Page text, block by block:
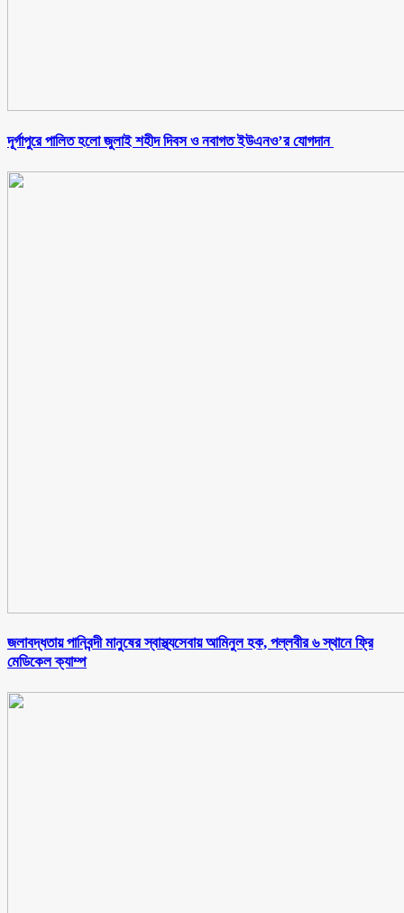
‎দূর্গাপুরে পালিত হলো জুলাই শহীদ দিবস ও নবাগত ইউএনও’র যোগদান ‎
জলাবদ্ধতায় পানিবন্দী মানুষের স্বাস্থ্যসেবায় আমিনুল হক, পল্লবীর ৬ স্থানে ফ্রি
মেডিকেল ক্যাম্প